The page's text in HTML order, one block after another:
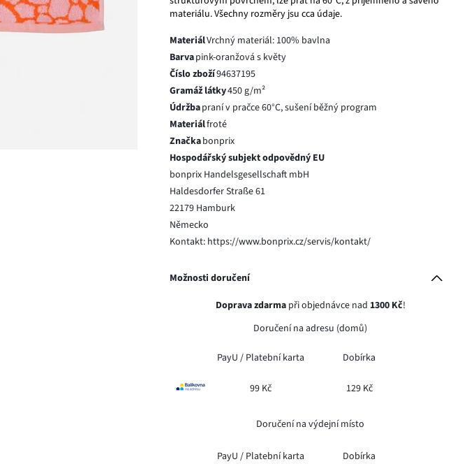
materiálu. Všechny rozměry jsu cca údaje.
MateriálVrchný materiál: 100% bavlna
Barvapink-oranžová s květy
Číslo zboží94637195
Gramáž látky450 g/m²
Údržbapraní v pračce 60°C, sušení běžný program
Materiálfroté
Značkabonprix
Hospodářský subjekt odpovědný EU
bonprix Handelsgesellschaft mbH
Haldesdorfer Straße 61
22179 Hamburk
Německo
Kontakt: https://www.bonprix.cz/servis/kontakt/
Možnosti doručení
Doprava zdarmapři objednávce nad 1300 Kč!
Doručení na adresu (domů)
PayU / Platební karta Dobírka
99 Kč 129 Kč
Doručení na výdejní místo
PayU / Platební karta Dobírka